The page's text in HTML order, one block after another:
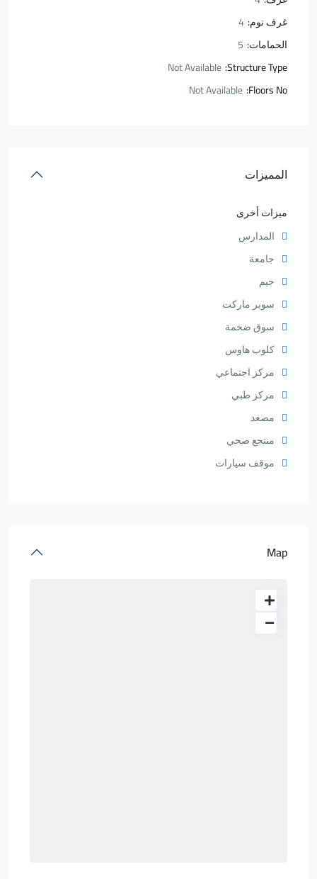
غرف نوم: 4
الحمامات: 5
Structure Type:
Not Available
Floors No:
Not Available
المميزات
ميزات أخرى
المدارس
جامعة
جيم
سوبر ماركت
سوق ضخمة
كلوب هاوس
مركز اجتماعي
مركز طبي
مصعد
منتجع صحي
موقف سيارات
Map